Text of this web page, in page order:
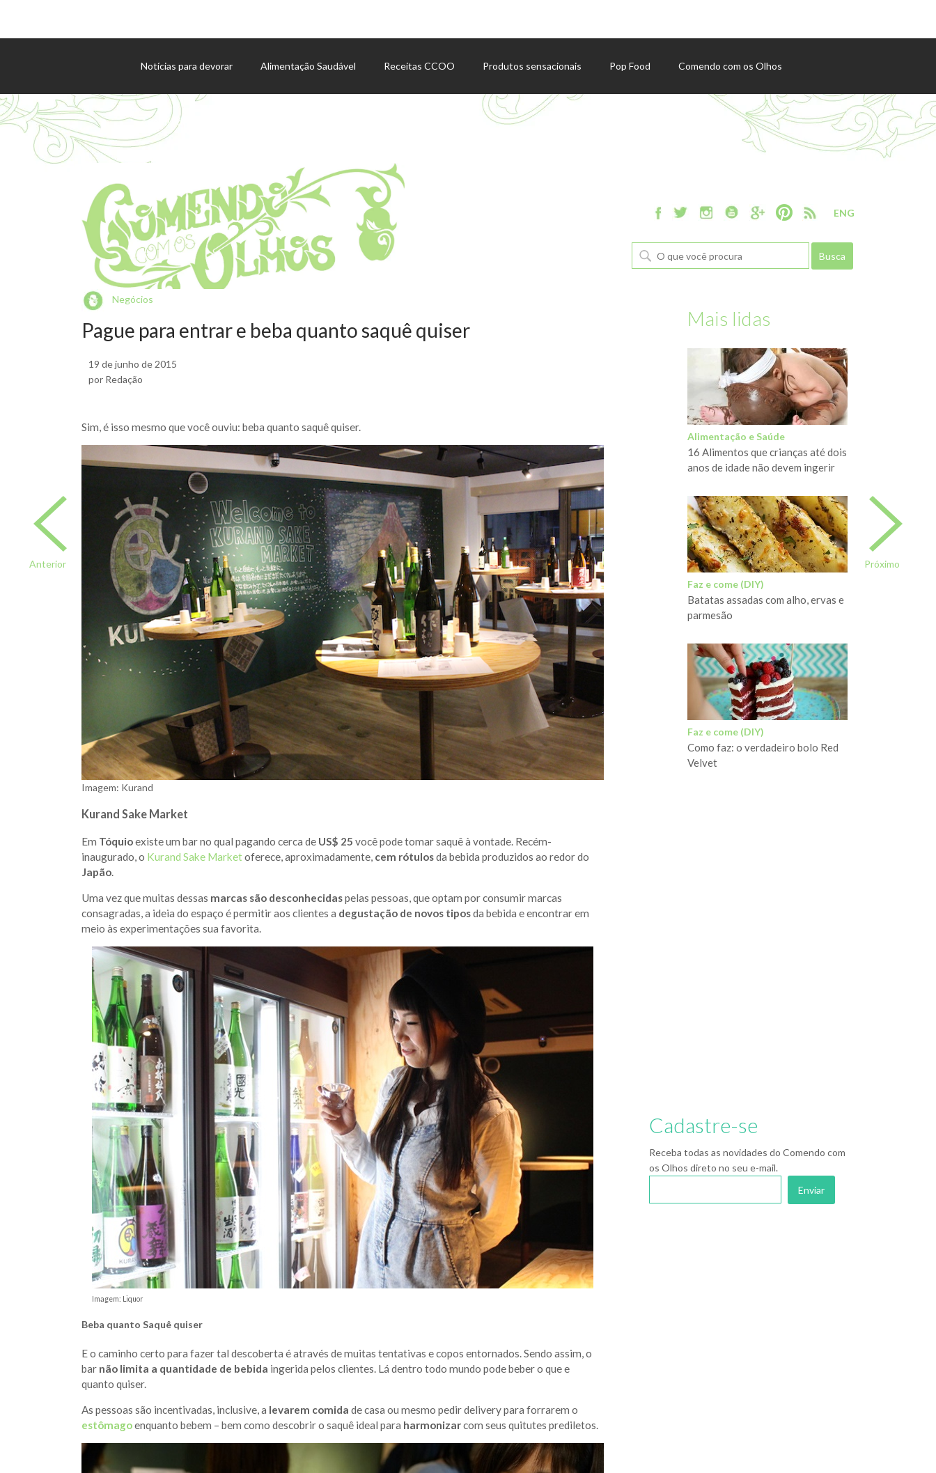
Notícias para devorar Alimentação Saudável Receitas CCOO Produtos sensacionais Pop Food Comendo com os Olhos
Agenda de eventos
ENG
Anterior Próximo
Negócios
Pague para entrar e beba quanto saquê quiser
19 de junho de 2015
por Redação
Sim, é isso mesmo que você ouviu: beba quanto saquê quiser.
Imagem: Kurand
Kurand Sake Market
Em Tóquioexiste um bar no qual pagando cerca de US$ 25 você pode tomar saquê à vontade. Recém-
inaugurado, o Kurand Sake Marketoferece, aproximadamente, cem rótulosda bebida produzidos ao redor do
Japão.
Uma vez que muitas dessas marcas são desconhecidaspelas pessoas, que optam por consumir marcas
consagradas, a ideia do espaço é permitir aos clientes a degustação de novos tiposda bebida e encontrar em
meio às experimentações sua favorita.
Imagem: Liquor
Beba quanto Saquê quiser
E o caminho certo para fazer tal descoberta é através de muitas tentativas e copos entornados. Sendo assim, o
bar não limita a quantidade de bebida ingerida pelos clientes. Lá dentro todo mundo pode beber o que e
quanto quiser.
As pessoas são incentivadas, inclusive, a levarem comida de casa ou mesmo pedir delivery para forrarem o
estômagoenquanto bebem – bem como descobrir o saquê ideal para harmonizarcom seus quitutes prediletos.
Mais lidas
Alimentação e Saúde
16 Alimentos que crianças até dois
anos de idade não devem ingerir
Faz e come (DIY)
Batatas assadas com alho, ervas e
parmesão
Faz e come (DIY)
Como faz: o verdadeiro bolo Red
Velvet
Cadastre-se
Receba todas as novidades do Comendo com
os Olhos direto no seu e-mail.